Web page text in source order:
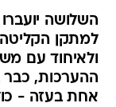
השלושה
למתקן הקליטה
ולאיחוד עם
ההערכות, כבר
אחת בעזה -